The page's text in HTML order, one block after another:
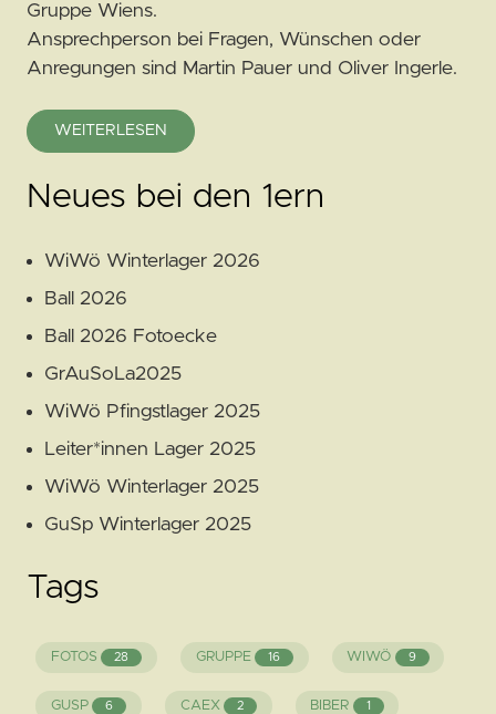
Gruppe Wiens.
Ansprechperson bei Fragen, Wünschen oder
Anregungen sind Martin Pauer und Oliver Ingerle.
WEITERLESEN
Neues bei den 1ern
WiWö Winterlager 2026
Ball 2026
Ball 2026 Fotoecke
GrAuSoLa2025
WiWö Pfingstlager 2025
Leiter*innen Lager 2025
WiWö Winterlager 2025
GuSp Winterlager 2025
Tags
FOTOS 28 GRUPPE 16 WIWÖ 9
GUSP 6 CAEX 2 BIBER 1